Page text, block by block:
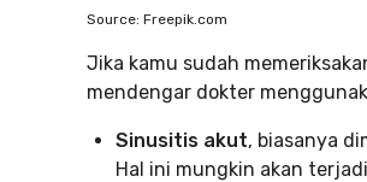
Source: Freepik.com
Jika kamu sudah
mendengar dokter
Sinusitis akut, biasanya
Hal ini mungkin akan